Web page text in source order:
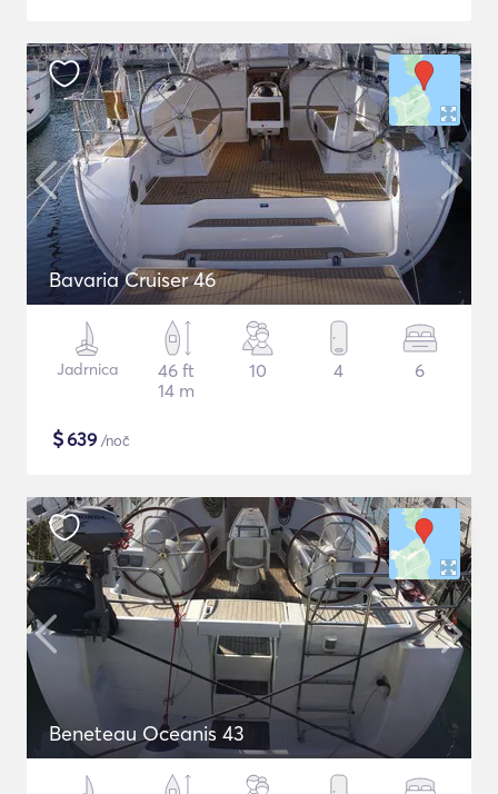
Bavaria Cruiser 46
Jadrnica
46 ft
14 m
10 4 6
$639 /noč
Beneteau Oceanis 43